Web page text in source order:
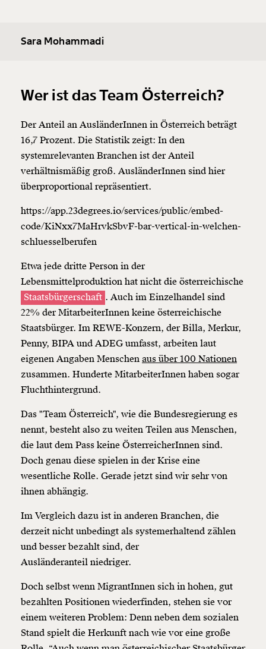
Sara Mohammadi
Wer ist das Team Österreich?
Der Anteil an AusländerInnen in Österreich beträgt
16,7 Prozent. Die Statistik zeigt: In den
systemrelevanten Branchen ist der Anteil
verhältnismäßig groß. AusländerInnen sind hier
überproportional repräsentiert.
https://app.23degrees.io/services/public/embed-
code/KiNxx7MaHrvkSbvF-bar-vertical-in-welchen-
schluesselberufen
Etwa jede dritte Person in der
Lebensmittelproduktion hat nicht die österreichische
Staatsbürgerschaft . Auch im Einzelhandel sind
22% der MitarbeiterInnen keine österreichische
Staatsbürger. Im REWE-Konzern, der Billa, Merkur,
Penny, BIPA und ADEG umfasst, arbeiten laut
eigenen Angaben Menschen aus über 100 Nationen
zusammen. Hunderte MitarbeiterInnen haben sogar
Fluchthintergrund.
Das "Team Österreich", wie die Bundesregierung es
nennt, besteht also zu weiten Teilen aus Menschen,
die laut dem Pass keine ÖsterreicherInnen sind.
Doch genau diese spielen in der Krise eine
wesentliche Rolle. Gerade jetzt sind wir sehr von
ihnen abhängig.
Im Vergleich dazu ist in anderen Branchen, die
derzeit nicht unbedingt als systemerhaltend zählen
und besser bezahlt sind, der
Ausländeranteil niedriger.
Doch selbst wenn MigrantInnen sich in hohen, gut
bezahlten Positionen wiederfinden, stehen sie vor
einem weiteren Problem: Denn neben dem sozialen
Stand spielt die Herkunft nach wie vor eine große